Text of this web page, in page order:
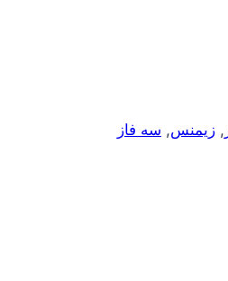
, زیمنس, سه فاز